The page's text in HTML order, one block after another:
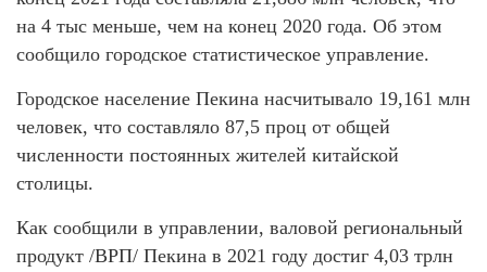
на 4 тыс меньше, чем на конец 2020 года. Об этом
сообщило городское статистическое управление.
Городское население Пекина насчитывало 19,161 млн
человек, что составляло 87,5 проц от общей
численности постоянных жителей китайской
столицы.
Как сообщили в управлении, валовой региональный
продукт /ВРП/ Пекина в 2021 году достиг 4,03 трлн